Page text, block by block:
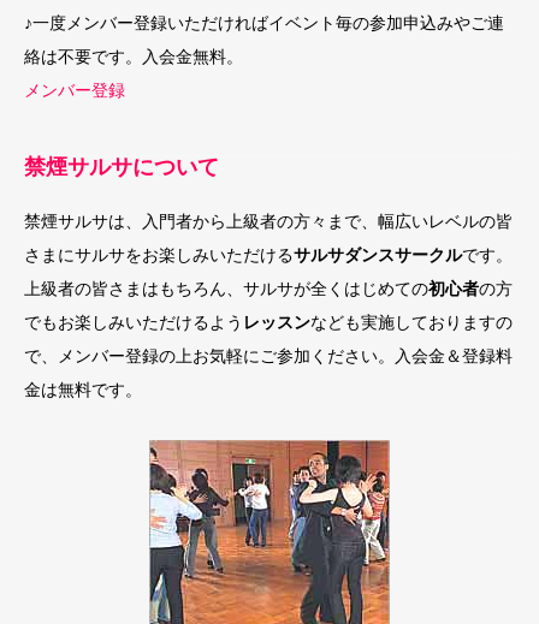
♪一度メンバー登録いただければイベント毎の参加申込みやご連
絡は不要です。入会金無料。
メンバー登録
禁煙サルサについて
禁煙サルサは、入門者から上級者の方々まで、幅広いレベルの皆
さまにサルサをお楽しみいただけるサルサダンスサークルです。
上級者の皆さまはもちろん、サルサが全くはじめての初心者の方
でもお楽しみいただけるよう レッスンなども実施しておりますの
で、メンバー登録の上お気軽にご参加ください。入会金＆登録料
金は無料です。